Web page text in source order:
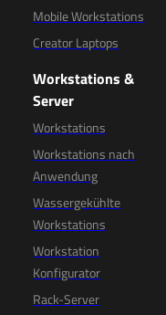
Mobile Workstations
Creator Laptops
Workstations &
Server
Workstations
Workstations nach
Anwendung
Wassergekühlte
Workstations
Workstation
Konfigurator
Rack-Server